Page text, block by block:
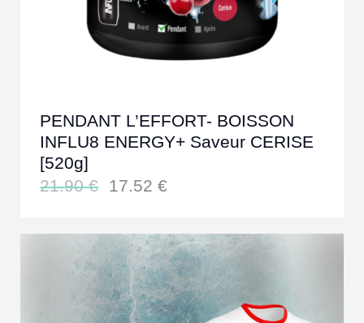
PENDANT L’EFFORT- BOISSON
INFLU8 ENERGY+ Saveur CERISE
[520g]
21.90€ 17.52 €